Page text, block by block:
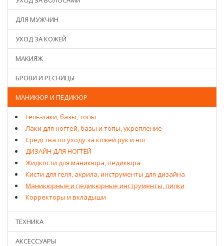
ДЛЯ МУЖЧИН
УХОД ЗА КОЖЕЙ
МАКИЯЖ
БРОВИ И РЕСНИЦЫ
МАНИКЮР И ПЕДИКЮР
Гель-лаки, базы, топы
Лаки для ногтей, базы и топы, укрепление
Средства по уходу за кожей рук и ног
ДИЗАЙН ДЛЯ НОГТЕЙ
Жидкости для маникюра, педикюра
Кисти для геля, акрила, инструменты для дизайна
Маникюрные и педикюрные инструменты, пилки
Корректоры и вкладыши
ТЕХНИКА
АКСЕССУАРЫ